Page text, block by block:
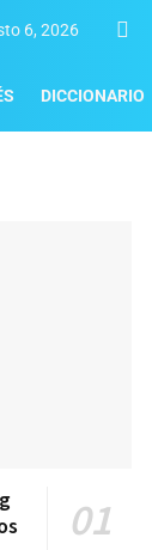
6, 2026
DICCIONARIO